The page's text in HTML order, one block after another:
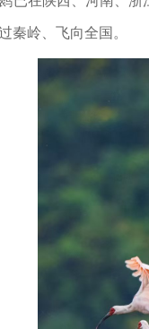
秦岭、飞向全国。